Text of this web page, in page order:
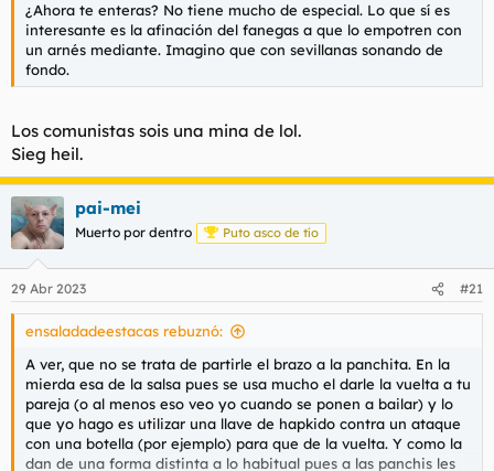
¿Ahora te enteras? No tiene mucho de especial. Lo que sí es
interesante es la afinación del fanegas a que lo empotren con
un arnés mediante. Imagino que con sevillanas sonando de
fondo.
Los comunistas sois una mina de lol.
Sieg heil.
pai-mei
Muerto por dentro Puto asco de tío
29 Abr 2023 #21
ensaladadeestacas rebuznó:
A ver, que no se trata de partirle el brazo a la panchita. En la
mierda esa de la salsa pues se usa mucho el darle la vuelta a tu
pareja (o al menos eso veo yo cuando se ponen a bailar) y lo
que yo hago es utilizar una llave de hapkido contra un ataque
con una botella (por ejemplo) para que de la vuelta. Y como la
dan de una forma distinta a lo habitual pues a las panchis les